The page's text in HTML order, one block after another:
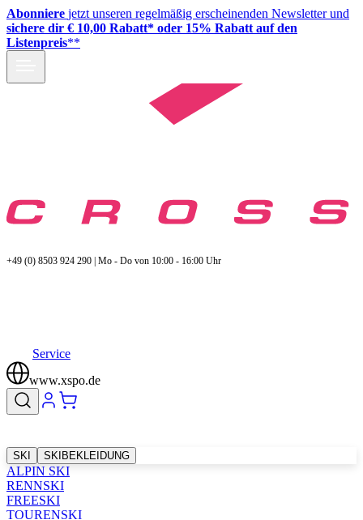
Abonniere jetzt unseren regelmäßig erscheinenden Newsletter und
sichere dir € 10,00 Rabatt* oder 15% Rabatt auf den
Listenpreis**
+49 (0) 8503 924 290 | Mo - Do von 10:00 - 16:00 Uhr
Service
www.xspo.de
SKI SKIBEKLEIDUNG
ALPIN SKI
RENNSKI
FREESKI
TOURENSKI